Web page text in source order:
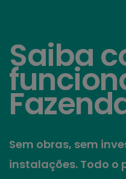
Saiba
Sem obras, sem
instalações. Todo o